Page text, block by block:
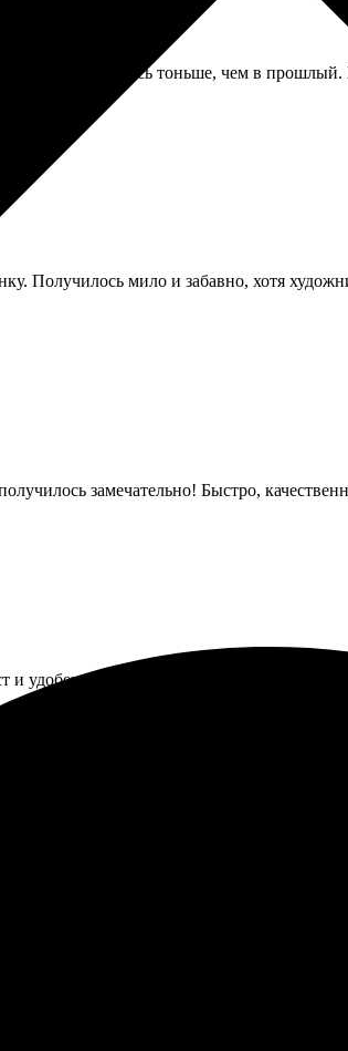
показалась тоньше, чем в прошлый.
Получилось мило и забавно, хотя
замечательно! Быстро,
и удобен. Выбор размеров и оформление
очень положительным. Процесс
и мой холст пришел в отличном